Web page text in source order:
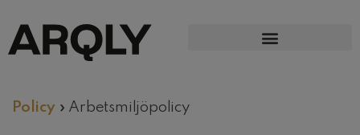
Policy » Arbetsmiljöpolicy